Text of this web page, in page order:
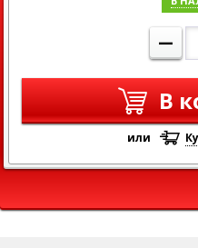
–
В
или